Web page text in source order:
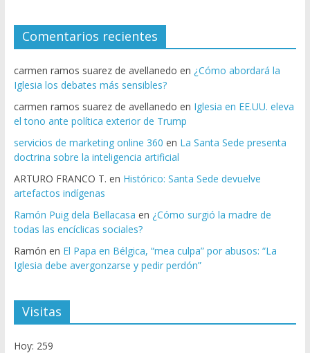
Comentarios recientes
carmen ramos suarez de avellanedo en ¿Cómo abordará la
Iglesia los debates más sensibles?
carmen ramos suarez de avellanedo en Iglesia en EE.UU. eleva
el tono ante política exterior de Trump
servicios de marketing online 360 en La Santa Sede presenta
doctrina sobre la inteligencia artificial
ARTURO FRANCO T. en Histórico: Santa Sede devuelve
artefactos indígenas
Ramón Puig dela Bellacasa en ¿Cómo surgió la madre de
todas las encíclicas sociales?
Ramón en El Papa en Bélgica, “mea culpa” por abusos: “La
Iglesia debe avergonzarse y pedir perdón”
Visitas
Hoy: 259